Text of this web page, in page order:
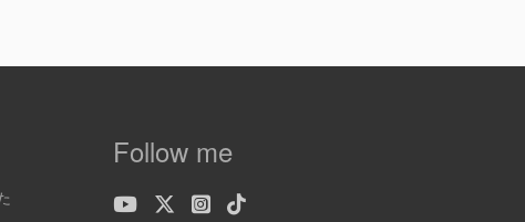
Follow me